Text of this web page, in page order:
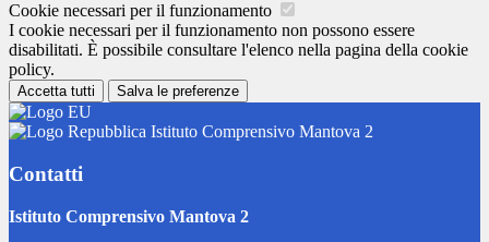
Cookie necessari per il funzionamento
I cookie necessari per il funzionamento non possono essere
disabilitati. È possibile consultare l'elenco nella pagina della cookie
policy.
Accetta tutti Salva le preferenze
Istituto Comprensivo Mantova 2
Contatti
Istituto Comprensivo Mantova 2